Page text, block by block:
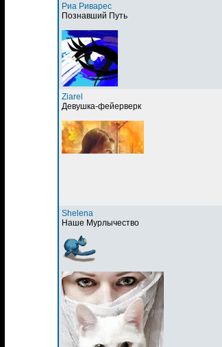
Риа Риварес
Познавший Путь
Ziarel
Девушка-фейерверк
Shelena
Наше Мурлычество